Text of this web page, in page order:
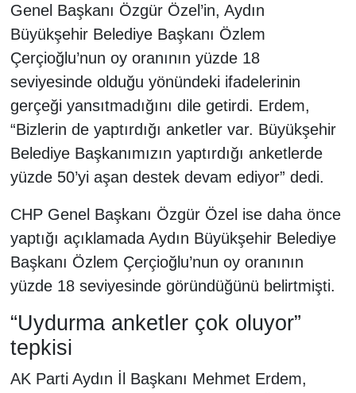
Genel Başkanı Özgür Özel’in, Aydın
Büyükşehir Belediye Başkanı Özlem
Çerçioğlu’nun oy oranının yüzde 18
seviyesinde olduğu yönündeki ifadelerinin
gerçeği yansıtmadığını dile getirdi. Erdem,
“Bizlerin de yaptırdığı anketler var. Büyükşehir
Belediye Başkanımızın yaptırdığı anketlerde
yüzde 50’yi aşan destek devam ediyor” dedi.
CHP Genel Başkanı Özgür Özel ise daha önce
yaptığı açıklamada Aydın Büyükşehir Belediye
Başkanı Özlem Çerçioğlu’nun oy oranının
yüzde 18 seviyesinde göründüğünü belirtmişti.
“Uydurma anketler çok oluyor”
tepkisi
AK Parti Aydın İl Başkanı Mehmet Erdem,